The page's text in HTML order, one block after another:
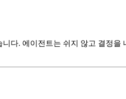
다. 에이전트는 쉬지 않고 결정을